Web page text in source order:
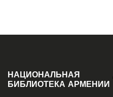
НАЦИОНАЛЬНАЯ
БИБЛИОТЕКА АРМЕНИИ